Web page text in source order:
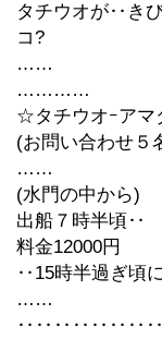
タチウオが‥き
コ?
……
…………
☆タチウオｰアマ
(お問い合わせ５
……
(水門の中から)
出船７時半頃‥
料金12000円
‥15時半過ぎ頃
……